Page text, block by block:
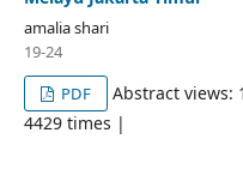
amalia shari
19-24
PDF
Abstract views:
4429 times |